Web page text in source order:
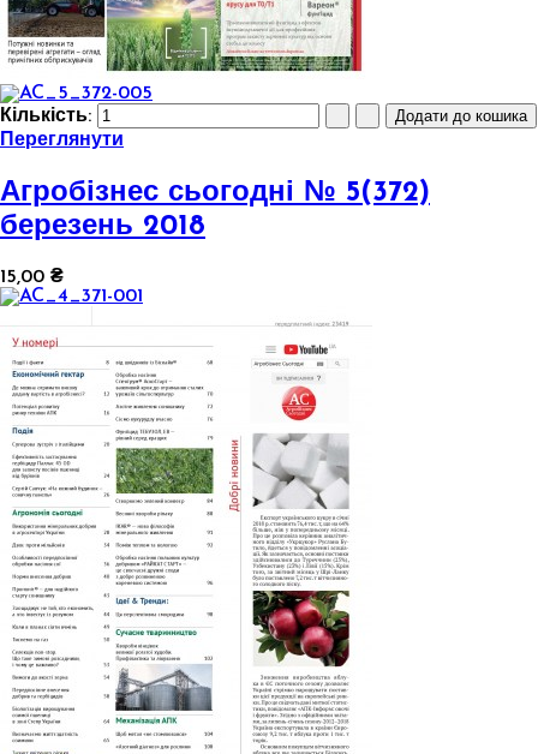
Кількість:
Переглянути
Агробізнес сьогодні № 5(372)
березень 2018
15,00 ₴